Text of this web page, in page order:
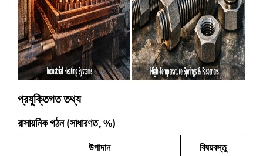
প্রযুক্তিগত তথ্য
রাসায়নিক গঠন (সাধারণত, %)
উপাদান বিষয়বস্তু